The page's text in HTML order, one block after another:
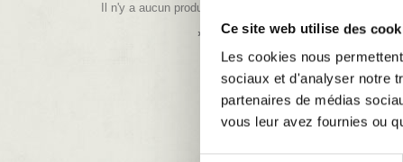
Ce site web utilise des
Les cookies nous
sociaux et d'analyser notre
partenaires de médias
vous leur avez fournies ou
Il n'y a aucun produit dans votre devis
» Voir tous mes devis.